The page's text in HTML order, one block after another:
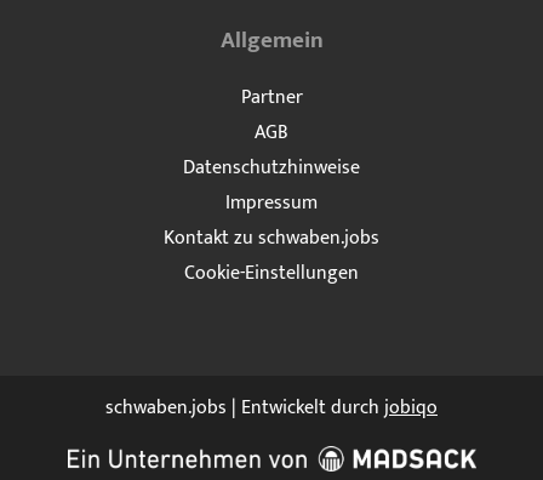
Allgemein
Partner
AGB
Datenschutzhinweise
Impressum
Kontakt zu schwaben.jobs
Cookie-Einstellungen
schwaben.jobs | Entwickelt durchjobiqo